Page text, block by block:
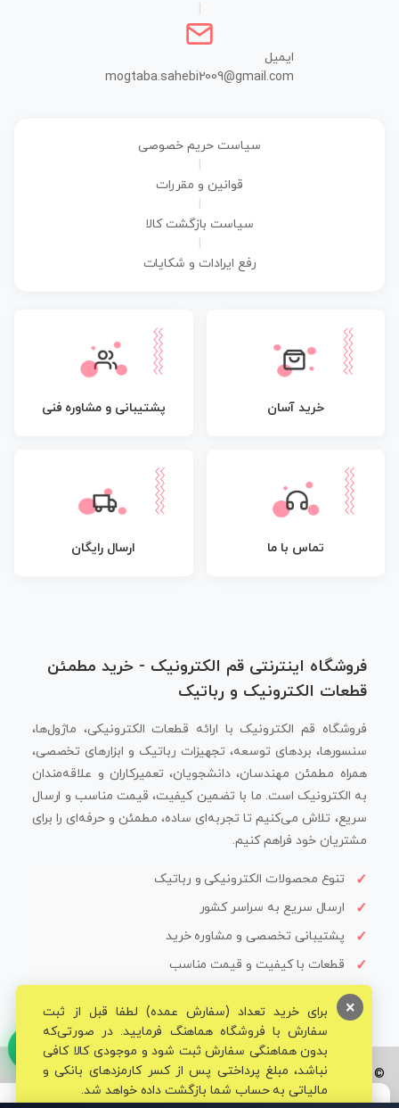
ایمیل
mogtaba.sahebi2009@gmail.com
سیاست حریم خصوصی
قوانین و مقررات
سیاست بازگشت کالا
رفع ایرادات و شکایات
خرید آسان پشتیبانی و مشاوره فنی
تماس با ما ارسال رایگان
فروشگاه اینترنتی قم الکترونیک - خرید مطمئن
قطعات الکترونیک و رباتیک
فروشگاه قم الکترونیک با ارائه قطعات الکترونیکی، ماژول‌ها،
سنسورها، بردهای توسعه، تجهیزات رباتیک و ابزارهای تخصصی،
همراه مطمئن مهندسان، دانشجویان، تعمیرکاران و علاقه‌مندان
به الکترونیک است. ما با تضمین کیفیت، قیمت مناسب و ارسال
سریع، تلاش می‌کنیم تا تجربه‌ای ساده، مطمئن و حرفه‌ای را برای
مشتریان خود فراهم کنیم.
تنوع محصولات الکترونیکی و رباتیک
ارسال سریع به سراسر کشور
پشتیبانی تخصصی و مشاوره خرید
قطعات با کیفیت و قیمت مناسب
© تمامی حقوق برای فروشگاه تخصصی قم الکترونیک محفوظ می‌باشد.
برای خرید تعداد (سفارش عمده) لطفا قبل از ثبت
سفارش با فروشگاه هماهنگ فرمایید. در صورتی‌که
بدون هماهنگی سفارش ثبت شود و موجودی کالا کافی
نباشد، مبلغ پرداختی پس از کسر کارمزدهای بانکی و
مالیاتی به حساب شما بازگشت داده خواهد شد.
×